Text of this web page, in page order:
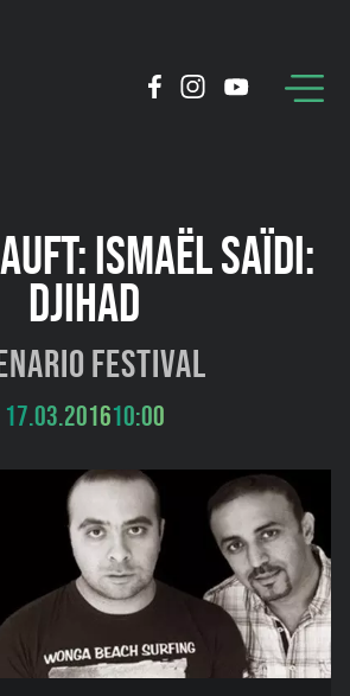
ISMAËL SAÏDI:
DJIHAD
Festival
17.03.201610:00